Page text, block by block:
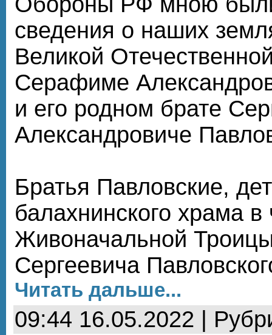
сведения о наших
Великой
Серафиме
и его родном брате
Александровиче
Братья Павловские,
балахнинского храма в
Живоначальной
Сергеевича
Читать дальше...
09:44 16.05.2022 |